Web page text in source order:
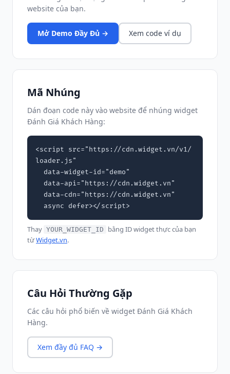
website của bạn.
Mở Demo Đầy Đủ → Xem code ví dụ
Mã Nhúng
Dán đoạn code này vào website để nhúng widget
Đánh Giá Khách Hàng:
<script src="https://cdn.widget.vn/v1/
loader.js"
  async defer></script>
Thay YOUR_WIDGET_ID
bằng ID widget thực của bạn
từWidget.vn.
Câu Hỏi Thường Gặp
Các câu hỏi phổ biến về widget Đánh Giá Khách
Hàng.
Xem đầy đủ FAQ →